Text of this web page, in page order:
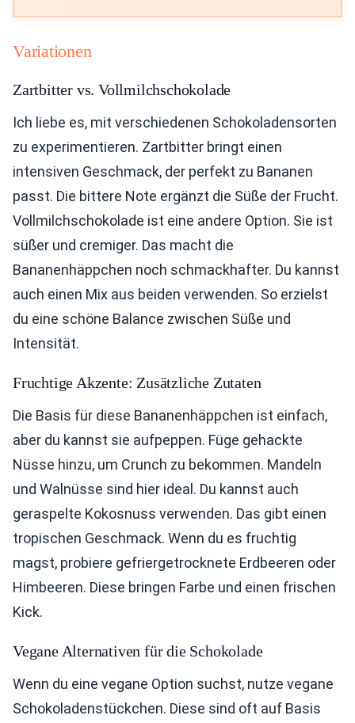
Variationen
Zartbitter vs. Vollmilchschokolade
Ich liebe es, mit verschiedenen Schokoladensorten
zu experimentieren. Zartbitter bringt einen
intensiven Geschmack, der perfekt zu Bananen
passt. Die bittere Note ergänzt die Süße der Frucht.
Vollmilchschokolade ist eine andere Option. Sie ist
süßer und cremiger. Das macht die
Bananenhäppchen noch schmackhafter. Du kannst
auch einen Mix aus beiden verwenden. So erzielst
du eine schöne Balance zwischen Süße und
Intensität.
Fruchtige Akzente: Zusätzliche Zutaten
Die Basis für diese Bananenhäppchen ist einfach,
aber du kannst sie aufpeppen. Füge gehackte
Nüsse hinzu, um Crunch zu bekommen. Mandeln
und Walnüsse sind hier ideal. Du kannst auch
geraspelte Kokosnuss verwenden. Das gibt einen
tropischen Geschmack. Wenn du es fruchtig
magst, probiere gefriergetrocknete Erdbeeren oder
Himbeeren. Diese bringen Farbe und einen frischen
Kick.
Vegane Alternativen für die Schokolade
Wenn du eine vegane Option suchst, nutze vegane
Schokoladenstückchen. Diese sind oft auf Basis